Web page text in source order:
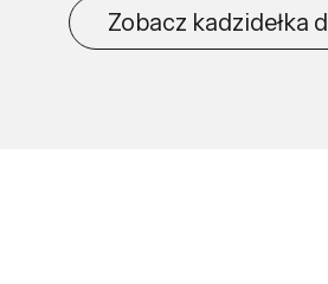
Zobacz kadzidełka